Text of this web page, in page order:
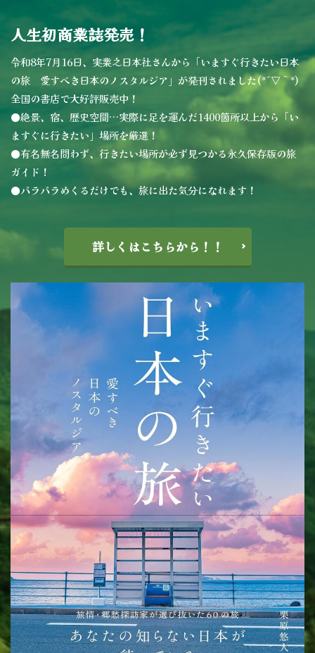
人生初商業誌発売！
令和8年7月16日、実業之日本社さんから「いますぐ行きたい日本
の旅 愛すべき日本のノスタルジア」が発刊されました(*´▽｀*)
全国の書店で大好評販売中！
●絶景、宿、歴史空間…実際に足を運んだ1400箇所以上から「い
ますぐに行きたい」場所を厳選！
●有名無名問わず、行きたい場所が必ず見つかる永久保存版の旅
ガイド！
●パラパラめくるだけでも、旅に出た気分になれます！
詳しくはこちらから！！